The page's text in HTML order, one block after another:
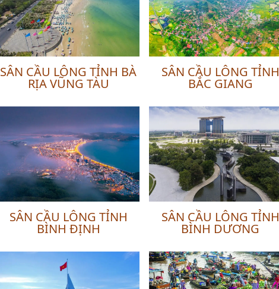
SÂN CẦU LÔNG TỈNH BÀ
RỊA VŨNG TÀU
SÂN CẦU LÔNG TỈNH
BẮC GIANG
SÂN CẦU LÔNG TỈNH
BÌNH ĐỊNH
SÂN CẦU LÔNG TỈNH
BÌNH DƯƠNG